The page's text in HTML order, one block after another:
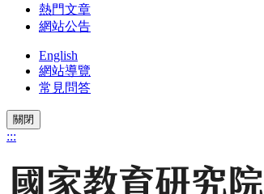
熱門文章
網站公告
English
網站導覽
常見問答
關閉
:::